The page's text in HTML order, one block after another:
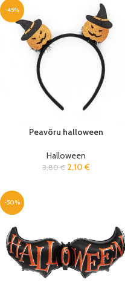
-45%
Peavõru halloween
Halloween
3,80€ 2,10 €
-50%